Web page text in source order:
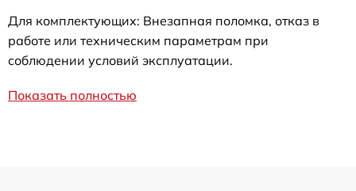
Для комплектующих: Внезапная поломка, отказ в
работе или техническим параметрам при
соблюдении условий эксплуатации.
Показать полностью